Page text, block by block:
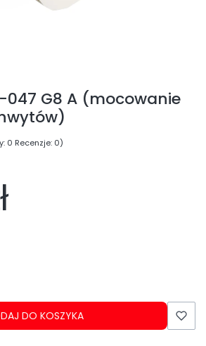
047 G8 A (mocowanie
0 Recenzje: 0)
DO KOSZYKA